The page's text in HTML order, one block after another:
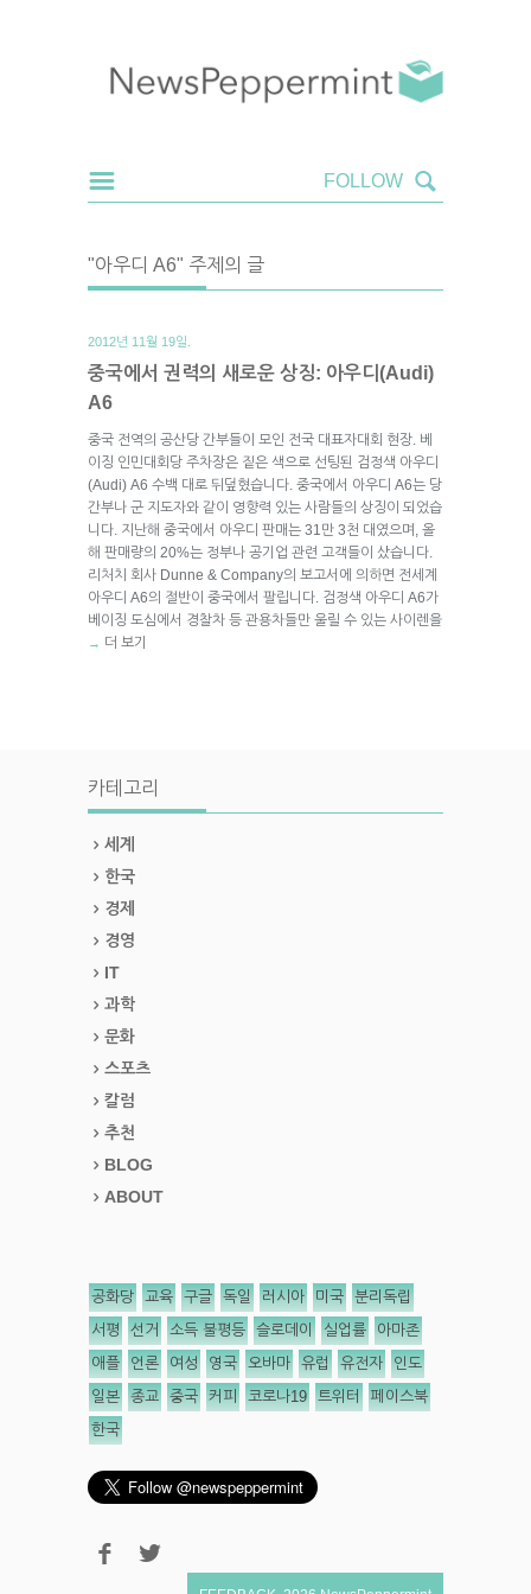
"아우디 A6" 주제의 글
2012년 11월 19일.
중국에서 권력의 새로운 상징: 아우디(Audi)
A6
중국 전역의 공산당 간부들이 모인 전국 대표자대회 현장. 베
이징 인민대회당 주차장은 짙은 색으로 선팅된 검정색 아우디
(Audi) A6 수백 대로 뒤덮혔습니다. 중국에서 아우디 A6는 당
간부나 군 지도자와 같이 영향력 있는 사람들의 상징이 되었습
니다. 지난해 중국에서 아우디 판매는 31만 3천 대였으며, 올
해 판매량의 20%는 정부나 공기업 관련 고객들이 샀습니다.
리처치 회사 Dunne & Company의 보고서에 의하면 전세계
아우디 A6의 절반이 중국에서 팔립니다. 검정색 아우디 A6가
베이징 도심에서 경찰차 등 관용차들만 울릴 수 있는 사이렌을
→ 더 보기
카테고리
세계
한국
경제
경영
IT
과학
문화
스포츠
칼럼
추천
BLOG
ABOUT
공화당 교육 구글 독일 러시아 미국 분리독립
서평 선거 소득 불평등 슬로데이 실업률 아마존
애플 언론 여성 영국 오바마 유럽 유전자 인도
일본 종교 중국 커피 코로나19 트위터 페이스북
한국